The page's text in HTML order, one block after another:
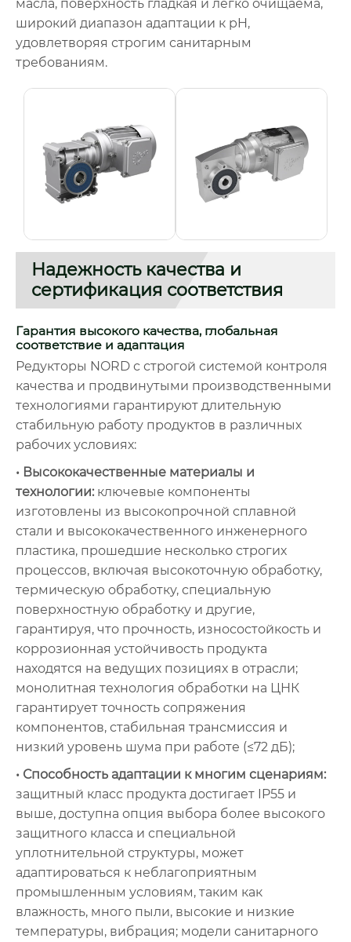
масла, поверхность гладкая и легко очищаема,
широкий диапазон адаптации к pH,
удовлетворяя строгим санитарным
требованиям.
Надежность качества и
сертификация соответствия
Гарантия высокого качества, глобальная
соответствие и адаптация
Редукторы NORD с строгой системой контроля
качества и продвинутыми производственными
технологиями гарантируют длительную
стабильную работу продуктов в различных
рабочих условиях:
• Высококачественные материалы и
технологии:ключевые компоненты
изготовлены из высокопрочной сплавной
стали и высококачественного инженерного
пластика, прошедшие несколько строгих
процессов, включая высокоточную обработку,
термическую обработку, специальную
поверхностную обработку и другие,
гарантируя, что прочность, износостойкость и
коррозионная устойчивость продукта
находятся на ведущих позициях в отрасли;
монолитная технология обработки на ЦНК
гарантирует точность сопряжения
компонентов, стабильная трансмиссия и
низкий уровень шума при работе (≤72 дБ);
• Способность адаптации к многим сценариям:
защитный класс продукта достигает IP55 и
выше, доступна опция выбора более высокого
защитного класса и специальной
уплотнительной структуры, может
адаптироваться к неблагоприятным
промышленным условиям, таким как
влажность, много пыли, высокие и низкие
температуры, вибрация; модели санитарного